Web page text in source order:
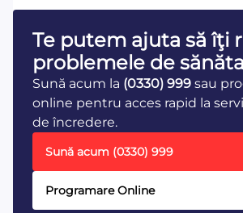
Te putem ajuta să îţi
problemele de
Sună acum la (0330) 999 sau
online pentru acces rapid la
de încredere.
Sună acum (0330) 999
Programare Online